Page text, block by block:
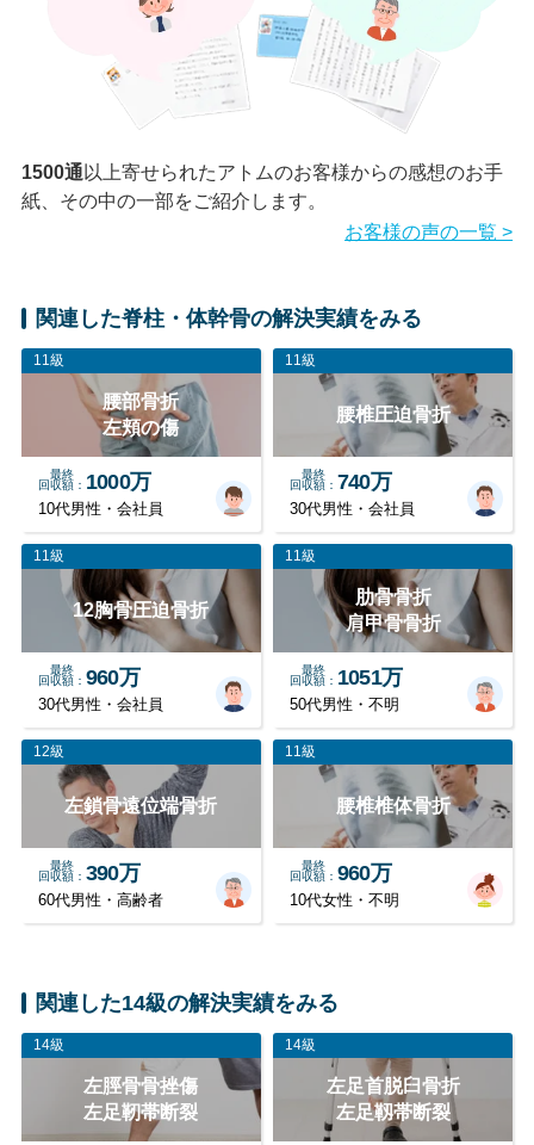
1500通 以上寄せられたアトムのお客様からの感想のお手
紙、その中の一部をご紹介します。
お客様の声の一覧 >
関連した脊柱・体幹骨の解決実績をみる
11級
腰部骨折
左頬の傷
最終
回収額
1000万
10代男性・会社員
11級
腰椎圧迫骨折
最終
回収額
740万
30代男性・会社員
11級
12胸骨圧迫骨折
最終
回収額
960万
30代男性・会社員
11級
肋骨骨折
肩甲骨骨折
最終
回収額
1051万
50代男性・不明
12級
左鎖骨遠位端骨折
最終
回収額
390万
60代男性・高齢者
11級
腰椎椎体骨折
最終
回収額
960万
10代女性・不明
関連した14級の解決実績をみる
14級
左脛骨骨挫傷
左足靭帯断裂
14級
左足首脱臼骨折
左足靱帯断裂